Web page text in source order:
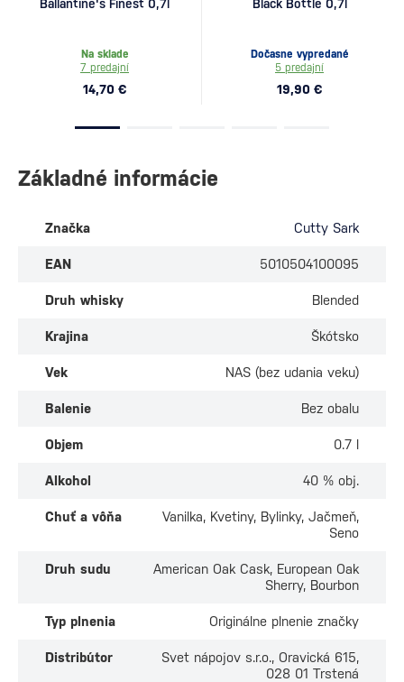
Ballantine's Finest 0,7l
Na sklade
7 predajní
14,70 €
Black Bottle 0,7l
Dočasne vypredané
5 predajní
19,90 €
Základné informácie
Značka Cutty Sark
EAN 5010504100095
Druh whisky Blended
Krajina Škótsko
Vek NAS (bez udania veku)
Balenie Bez obalu
Objem 0.7 l
Alkohol 40 % obj.
Chuť a vôňa
Vanilka, Kvetiny, Bylinky, Jačmeň,
Seno
Druh sudu
American Oak Cask, European Oak
Sherry, Bourbon
Typ plnenia Originálne plnenie značky
Distribútor
Svet nápojov s.r.o., Oravická 615,
028 01 Trstená